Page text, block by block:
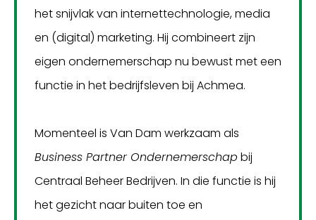
het snijvlak van internettechnologie, media
en (digital) marketing. Hij combineert zijn
eigen ondernemerschap nu bewust met een
functie in het bedrijfsleven bij Achmea.
Momenteel is Van Dam werkzaam als
Business Partner Ondernemerschap bij
Centraal Beheer Bedrijven. In die functie is hij
het gezicht naar buiten toe en